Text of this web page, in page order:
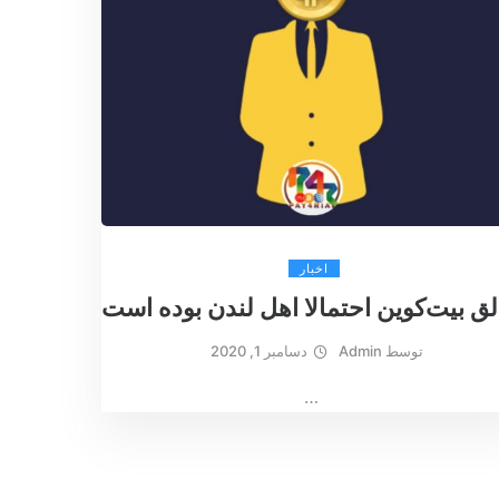
اخبار
بیت‌کوین احتمالا اهل لندن بوده است
توسط Admin دسامبر 1, 2020
…